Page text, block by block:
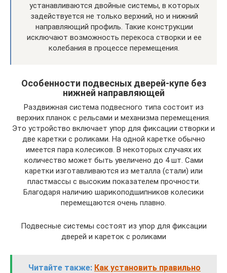
устанавливаются двойные системы, в которых
задействуется не только верхний, но и нижний
направляющий профиль. Такие конструкции
исключают возможность перекоса створки и ее
колебания в процессе перемещения.
Особенности подвесных дверей-купе без
нижней направляющей
Раздвижная система подвесного типа состоит из
верхних планок с рельсами и механизма перемещения.
Это устройство включает упор для фиксации створки и
две каретки с роликами. На одной каретке обычно
имеется пара колесиков. В некоторых случаях их
количество может быть увеличено до 4 шт. Сами
каретки изготавливаются из металла (стали) или
пластмассы с высоким показателем прочности.
Благодаря наличию шарикоподшипников колесики
перемещаются очень плавно.
Подвесные системы состоят из упор для фиксации
дверей и кареток с роликами
Читайте также: Как установить правильно